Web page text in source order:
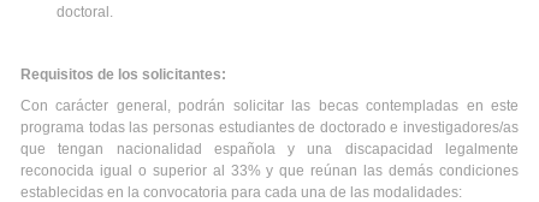
doctoral.
Requisitos de los solicitantes:
Con carácter general, podrán solicitar las becas contempladas en este
programa todas las personas estudiantes de doctorado e investigadores/as
que tengan nacionalidad española y una discapacidad legalmente
reconocida igual o superior al 33% y que reúnan las demás condiciones
establecidas en la convocatoria para cada una de las modalidades: